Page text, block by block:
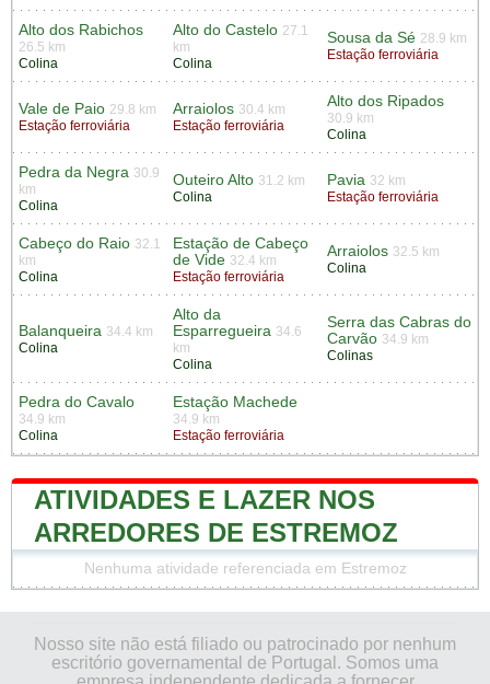
Alto dos Rabichos
26.5 km
Colina
Alto do Castelo 27.1
km
Colina
Sousa da Sé 28.9 km
Estação ferroviária
Vale de Paio 29.8 km
Estação ferroviária
Arraiolos 30.4 km
Estação ferroviária
Alto dos Ripados
30.9 km
Colina
Pedra da Negra 30.9
km
Colina
Outeiro Alto 31.2 km
Colina
Pavia 32 km
Estação ferroviária
Cabeço do Raio 32.1
km
Colina
Estação de Cabeço
de Vide 32.4 km
Estação ferroviária
Arraiolos 32.5 km
Colina
Balanqueira 34.4 km
Colina
Alto da
Esparregueira 34.6
km
Colina
Serra das Cabras do
Carvão 34.9 km
Colinas
Pedra do Cavalo
34.9 km
Colina
Estação Machede
34.9 km
Estação ferroviária
ATIVIDADES E LAZER NOS
ARREDORES DE ESTREMOZ
Nenhuma atividade referenciada em Estremoz
Nosso site não está filiado ou patrocinado por nenhum
escritório governamental de Portugal. Somos uma